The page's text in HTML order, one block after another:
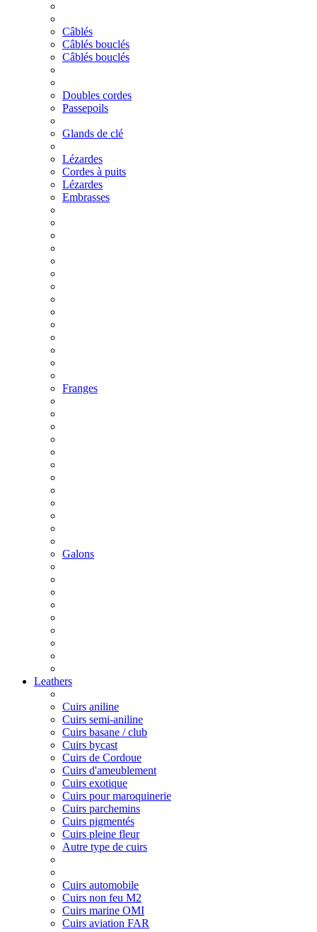
Câblés
Câblés bouclés
Câblés bouclés
Doubles cordes
Passepoils
Glands de clé
Lézardes
Cordes à puits
Lézardes
Embrasses
Franges
Galons
Leathers
Cuirs aniline
Cuirs semi-aniline
Cuirs basane / club
Cuirs bycast
Cuirs de Cordoue
Cuirs d'ameublement
Cuirs exotique
Cuirs pour maroquinerie
Cuirs parchemins
Cuirs pigmentés
Cuirs pleine fleur
Autre type de cuirs
Cuirs automobile
Cuirs non feu M2
Cuirs marine OMI
Cuirs aviation FAR